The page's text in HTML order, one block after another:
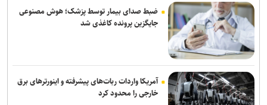
ضبط صدای بیمار توسط پزشک؛ هوش مصنوعی
جایگزین پرونده کاغذی شد
آمریکا واردات ربات‌های پیشرفته و اینورترهای برق
خارجی را محدود کرد